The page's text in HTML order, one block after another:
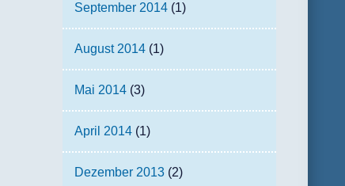
September 2014 (1)
August 2014 (1)
Mai 2014 (3)
April 2014 (1)
Dezember 2013 (2)